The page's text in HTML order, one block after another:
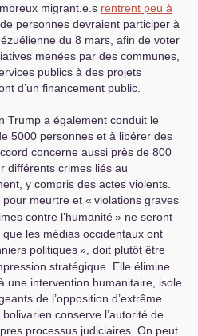
migrant.e.s rentrent peu à
de personnes devraient participer à
du 8 mars, afin de voter
menées par des communes,
publics à des projets
d’un financement public.
Trump a également conduit le
5000 personnes et à libérer des
concerne aussi près de 800
différents crimes liés au
y compris des actes violents.
meurtre et « violations graves
contre l’humanité» ne seront
les médias occidentaux ont
politiques», doit plutôt être
stratégique. Elle élimine
une intervention humanitaire, isole
de l’opposition d’extrême
conserve l’autorité de
processus judiciaires. On peut